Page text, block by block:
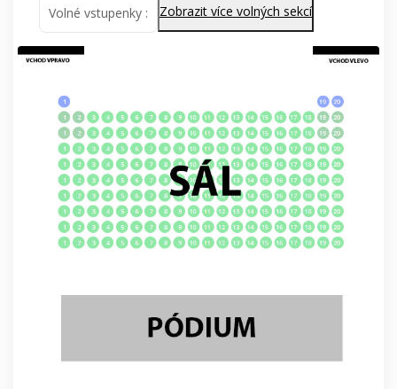
Volné vstupenky : Zobrazit více volných sekcí